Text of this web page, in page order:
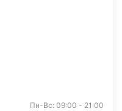
Пн-Вс: 09:00 - 21:00